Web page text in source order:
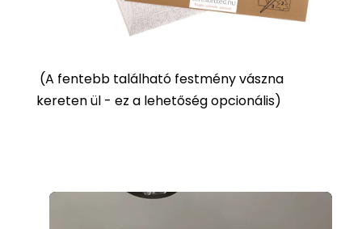
(A fentebb található festmény vászna
kereten ül - ez a lehetőség opcionális)